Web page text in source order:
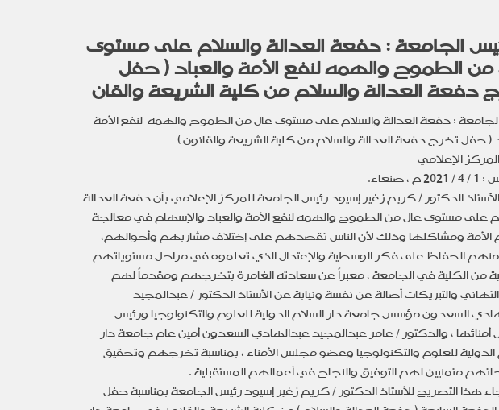
الجامعة : دفعة العدالة والسلام على مستوى
الطموح والهمه لنفع الأمة والعباد ( حفل
دفعة العدالة والسلام من كلية الشريعة والقان
: دفعة العدالة والسلام على مستوى عال من الطموح والهمه لنفع الأمة
( حفل تخرج دفعة العدالة والسلام من كلية الشريعة والقانون )
الإعلامي
صنعاء.
الدكتور / كريم زغير إسيود رئيس الجامعة للمركز الإعلامي بأن دفعة العدالة
على مستوى عال من الطموح والهمه لنفع الأمة والعباد والإسهام في معالجة
ومشاكلها وذلك لأن الناس تقصدهم على إختلاف مشاربهم وأحوالهم،
منهم الحفاظ على فكر الوسطية والإعتدال الذي تعلموه في مراحل مستوياتهم
من الكلية في الجامعة ، معبراً عن سعادته الغامرة بتخرجهم ومقدماً لهم
والتبريكات أصالة عن نفسة ونيابة عن الأستاذ الدكتور / عبدالمجيد
السعدون مؤسس جامعة دار السلام الدولية للعلوم والتكنولوجيا ورئيس
، والدكتور / عامر عبدالمجيد عبدالهادي السعدون أمين عام جامعة دار
الدولية للعلوم والتكنولوجيا وعضو مجلس الأمناء ، بمناسبة تخرجهم وتحقيق
متمنيين لهم التوفيق والنجاح في أعمالهم المستقبلية .
هذا التصريح للأستاذ الدكتور / كريم زغير إسيود رئيس الجامعة بمناسبة حفل